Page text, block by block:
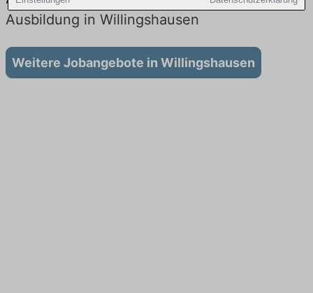
Ausbildung in Willingshausen
Weitere Jobangebote in Willingshausen